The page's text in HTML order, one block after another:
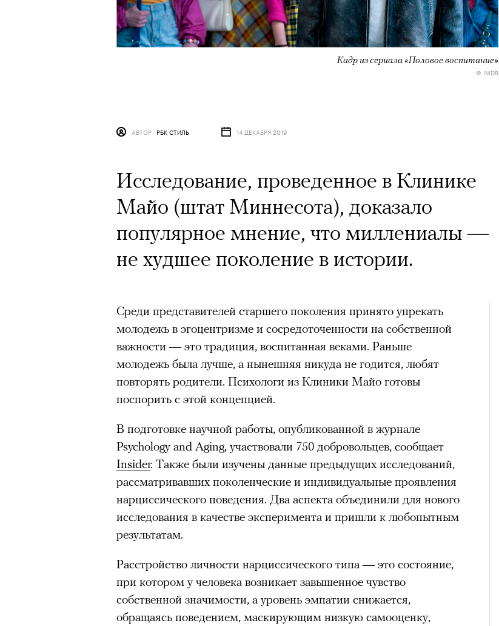
Кадр из сериала «Половое воспитание»
© IMDB
АВТОР РБК СТИЛЬ 14 ДЕКАБРЯ 2019
Исследование, проведенное в Клинике
Майо (штат Миннесота), доказало
популярное мнение, что миллениалы —
не худшее поколение в истории.
Среди представителей старшего поколения принято упрекать
молодежь в эгоцентризме и сосредоточенности на собственной
важности — это традиция, воспитанная веками. Раньше
молодежь была лучше, а нынешняя никуда не годится, любят
повторять родители. Психологи из Клиники Майо готовы
поспорить с этой концепцией.
В подготовке научной работы, опубликованной в журнале
Psychology and Aging, участвовали 750 добровольцев, сообщает
Insider. Также были изучены данные предыдущих исследований,
рассматривавших поколенческие и индивидуальные проявления
нарциссического поведения. Два аспекта объединили для нового
исследования в качестве эксперимента и пришли к любопытным
результатам.
Расстройство личности нарциссического типа — это состояние,
при котором у человека возникает завышенное чувство
собственной значимости, а уровень эмпатии снижается,
обращаясь поведением, маскирующим низкую самооценку,